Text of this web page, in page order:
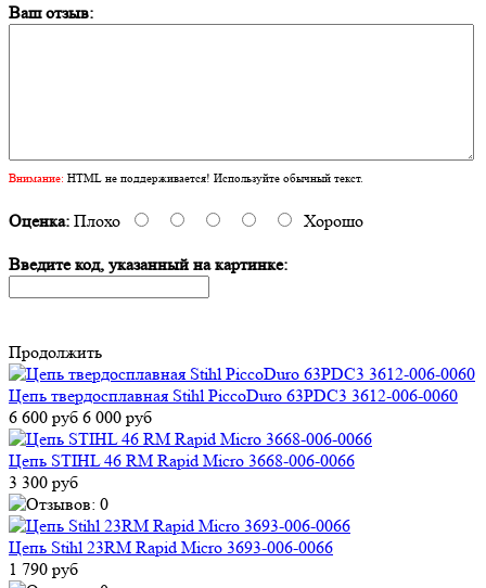
Ваш отзыв:
Внимание: HTML не поддерживается! Используйте обычный текст.
Оценка: Плохо Хорошо
Введите код, указанный на картинке:
Продолжить
Цепь твердосплавная Stihl PiccoDuro 63PDC3 3612-006-0060
6 600 руб 6 000 руб
Цепь STIHL 46 RM Rapid Micro 3668-006-0066
3 300 руб
Цепь Stihl 23RM Rapid Micro 3693-006-0066
1 790 руб